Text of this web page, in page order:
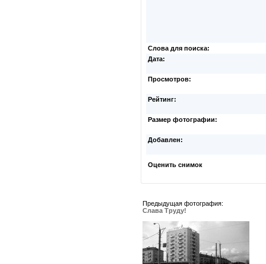
Слова для поиска:
Дата:
Просмотров:
Рейтинг:
Размер фотографии:
Добавлен:
Оценить снимок
Предыдущая фотография:
Слава Труду!